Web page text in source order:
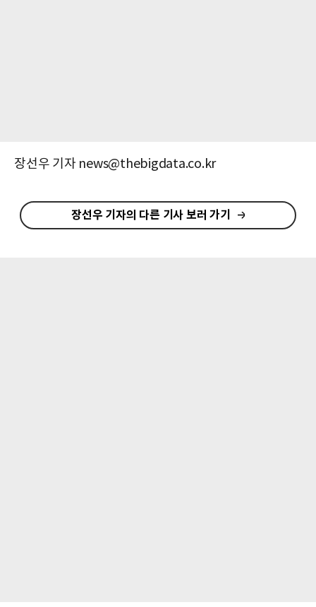
장선우 기자 news@thebigdata.co.kr
장선우 기자의 다른 기사 보러 가기